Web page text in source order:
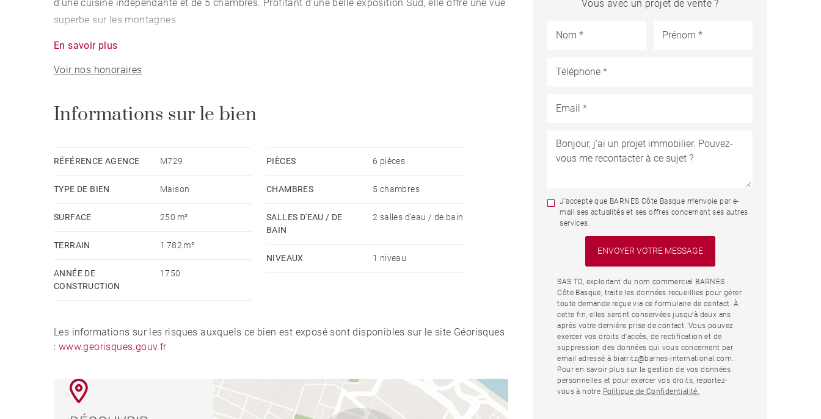
d’une cuisine indépendante et de 5 chambres. Profitant d’une belle exposition Sud, elle offre une vue
superbe sur les montagnes.
En savoir plus
Voir nos honoraires
Informations sur le bien
RÉFÉRENCE AGENCE M729
TYPE DE BIEN Maison
SURFACE 250 m²
TERRAIN 1 782 m²
ANNÉE DE
CONSTRUCTION
1750
PIÈCES 6 pièces
CHAMBRES 5 chambres
SALLES D'EAU / DE
BAIN
2 salles d'eau / de bain
NIVEAUX 1 niveau
Les informations sur les risques auxquels ce bien est exposé sont disponibles sur le site Géorisques
: www.georisques.gouv.fr
Vous avec un projet de vente ?
J'accepte que BARNES Côte Basque m'envoie par e-
mail ses actualités et ses offres concernant ses autres
services.
SAS TD, exploitant du nom commercial BARNES
Côte Basque, traite les données recueillies pour gérer
toute demande reçue via ce formulaire de contact. À
cette fin, elles seront conservées jusqu’à deux ans
après votre dernière prise de contact. Vous pouvez
exercer vos droits d'accès, de rectification et de
suppression des données qui vous concernent par
email adressé à biarritz@barnes-international.com.
Pour en savoir plus sur la gestion de vos données
personnelles et pour exercer vos droits, reportez-
vous à notre Politique de Confidentialité.